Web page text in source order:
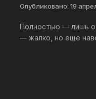
Опубликовано: 19
Полностью — лишь
— жалко, но еще